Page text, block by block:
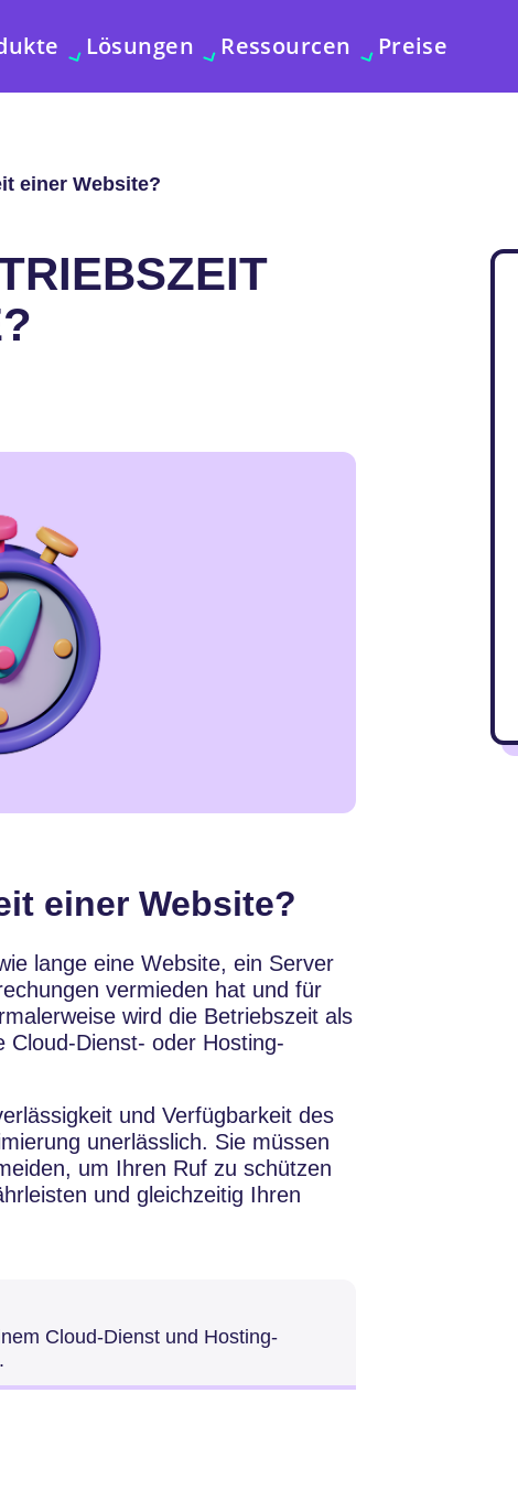
Lösungen Ressourcen Preise
einer Website?
einer Website?
lange eine Website, ein Server
vermieden hat und für
wird die Betriebszeit als
Cloud-Dienst- oder Hosting-
und Verfügbarkeit des
unerlässlich. Sie müssen
um Ihren Ruf zu schützen
und gleichzeitig Ihren
Cloud-Dienst und Hosting-